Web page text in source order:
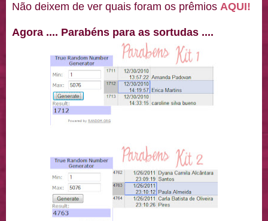
Não deixem de ver quais foram os prêmios AQUI!
Agora .... Parabéns para as sortudas ....